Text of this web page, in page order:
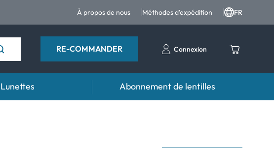
À propos de nous Méthodes d'expédition FR
RE-COMMANDER Connexion
Lunettes Abonnement de lentilles